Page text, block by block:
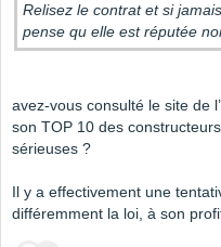
Relisez le contrat et si
pense qu elle est réputée
avez-vous consulté le site de
son TOP 10 des
sérieuses ?
Il y a effectivement une
différemment la loi, à son